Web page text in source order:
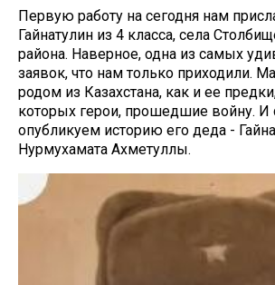
Первую работу на сегодня нам
Гайнатулин из 4 класса, села
района. Наверное, одна из самых
заявок, что нам только приходили.
родом из Казахстана, как и ее
которых герои, прошедшие войну. И
опубликуем историю его деда -
Нурмухамата Ахметуллы.